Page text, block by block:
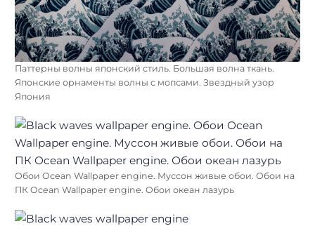
Паттерны волны японский стиль. Большая волна ткань.
Японские орнаменты волны с мопсами. Звездный узор
Япония
Обои Ocean Wallpaper engine. Муссон живые обои. Обои на
ПК Ocean Wallpaper engine. Обои океан лазурь